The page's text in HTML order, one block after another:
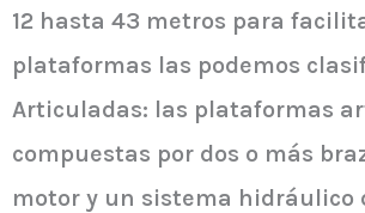
12 hasta 43 metros para
plataformas las podemos
Articuladas: las plataformas
compuestas por dos o más
motor y un sistema hidráulico